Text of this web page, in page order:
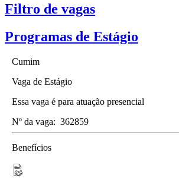
Filtro de vagas
Programas de Estágio
Cumim
Vaga de Estágio
Essa vaga é para atuação presencial
Nº da vaga: 362859
Benefícios